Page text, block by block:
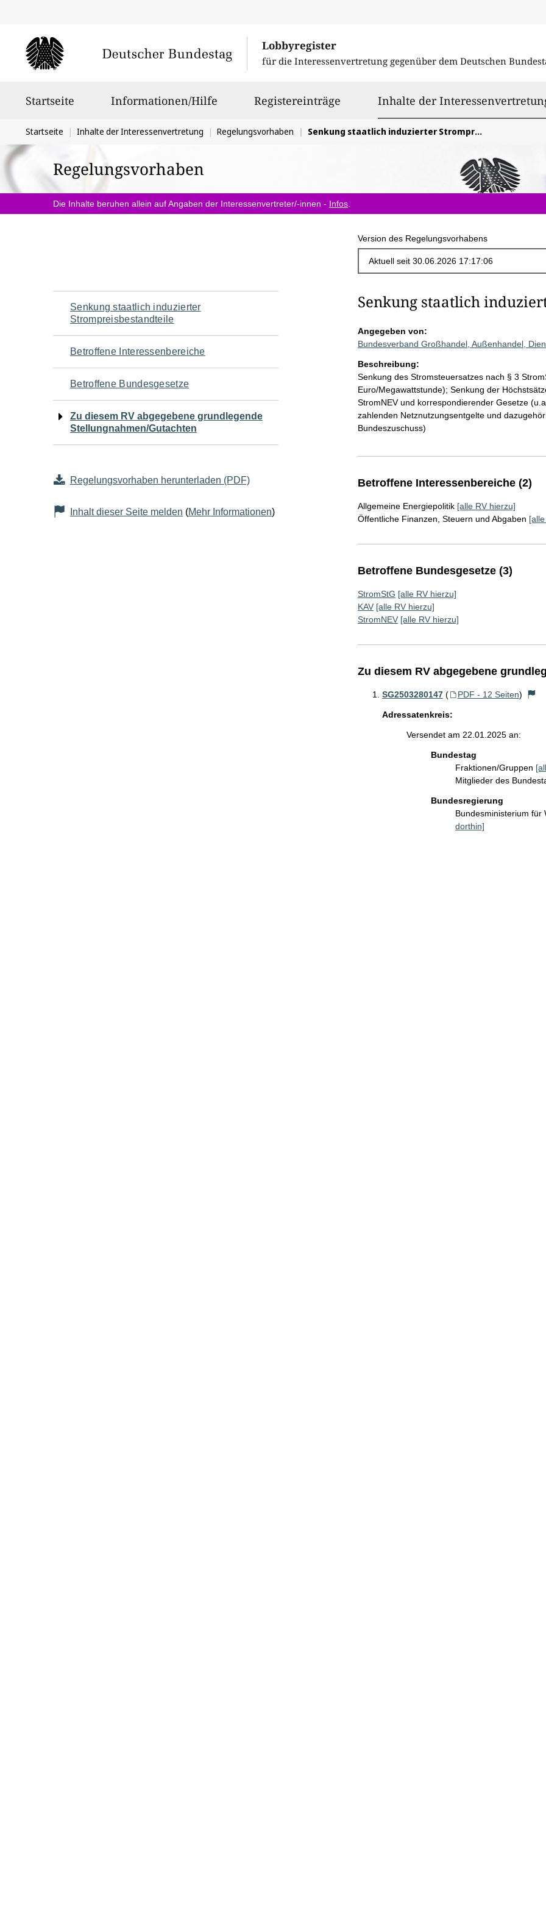
Lobbyregister
für die Interessenvertretung gegenüber dem Deutschen
Startseite Informationen/Hilfe Registereinträge Inhalte der
Sie
befinden
sich
hier:
Startseite Inhalte der Interessenvertretung Regelungsvorhaben Senkung staatlich induzierter Strompreisbestandteile
Regelungsvorhaben
Die Inhalte beruhen allein auf Angaben der Interessenvertreter/-innen - Infos
Version des Regelungsvorhabens
Navigation
für
den
Seiteninhalt
Senkung staatlich induzierter
Strompreisbestandteile
Betroffene Interessenbereiche
Betroffene Bundesgesetze
Zu diesem RV abgegebene grundlegende
Stellungnahmen/Gutachten
Regelungsvorhaben herunterladen (PDF)
Inhalt dieser Seite melden (Mehr Informationen)
Senkung staatlich
Angegeben von:
Bundesverband Großhandel, Außenhandel,
Beschreibung:
Senkung des Stromsteuersatzes nach § 3
Euro/Megawattstunde); Senkung der
StromNEV und korrespondierender Gesetze
zahlenden Netznutzungsentgelte und
Bundeszuschuss)
Betroffene Interessenbereiche (2)
Allgemeine Energiepolitik [alle RV hierzu]
Öffentliche Finanzen, Steuern und Abgaben
Betroffene Bundesgesetze (3)
StromStG [alle RV hierzu]
KAV [alle RV hierzu]
StromNEV [alle RV hierzu]
Zu diesem RV abgegebene
SG2503280147 ( PDF - 12 Seiten)
Adressatenkreis:
Versendet am 22.01.2025 an:
Bundestag
Fraktionen/Gruppen
Mitglieder des
Bundesregierung
Bundesministerium für
dorthin]